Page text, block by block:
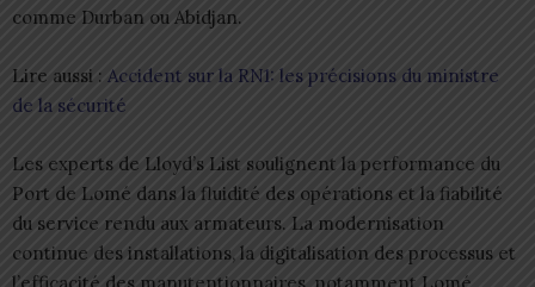
comme Durban ou Abidjan.
Lire aussi : Accident sur la RN1: les précisions du ministre
de la sécurité
Les experts de Lloyd’s List soulignent la performance du
Port de Lomé dans la fluidité des opérations et la fiabilité
du service rendu aux armateurs. La modernisation
continue des installations, la digitalisation des processus et